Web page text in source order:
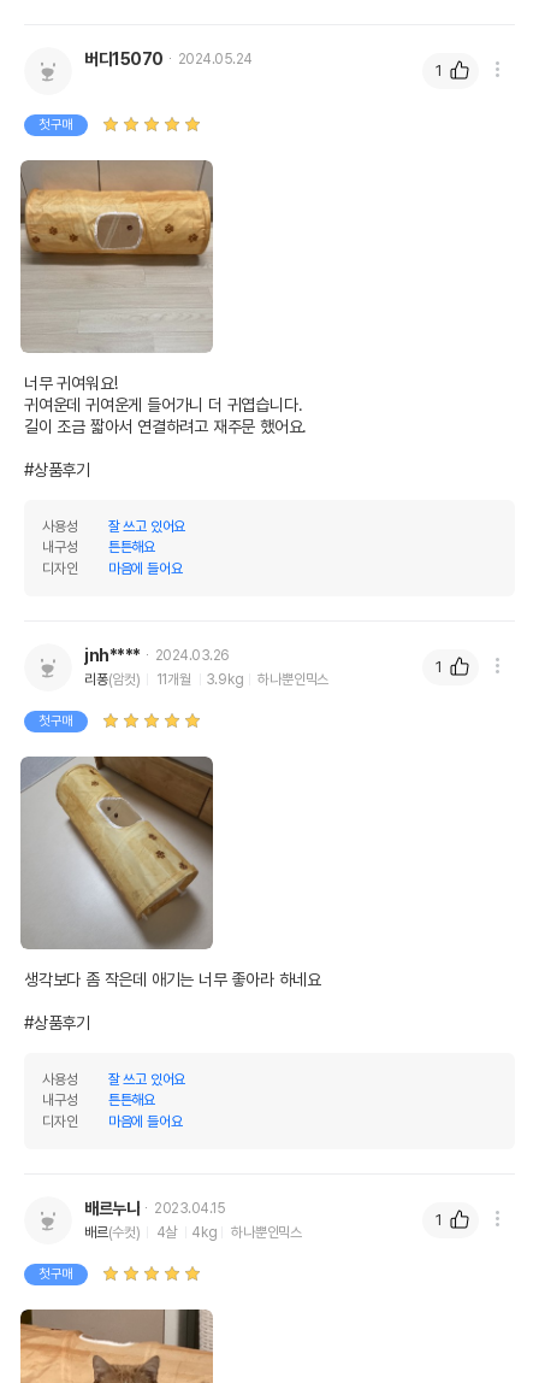
버디15070 2024.05.24
첫구매
너무 귀여워요!
귀여운데 귀여운게 들어가니 더 귀엽습니다.
길이 조금 짧아서 연결하려고 재주문 했어요.
#상품후기
사용성
잘 쓰고 있어요
내구성
튼튼해요
디자인
마음에 들어요
1
jnh****
2024.03.26
리퐁(암컷) 11개월 3.9kg 하나뿐인믹스
첫구매
생각보다 좀 작은데 애기는 너무 좋아라 하네요
#상품후기
사용성
잘 쓰고 있어요
내구성
튼튼해요
디자인
마음에 들어요
1
배르누나
2023.04.15
배르(수컷) 4살 4kg 하나뿐인믹스
첫구매
1